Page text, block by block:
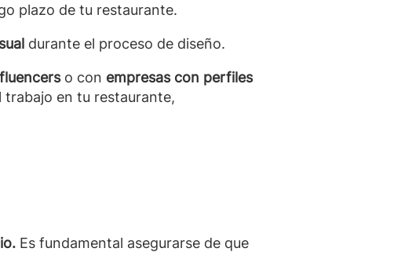
plazo de tu restaurante.
durante el proceso de diseño.
o con empresas con perfiles
en tu restaurante,
Es fundamental asegurarse de que